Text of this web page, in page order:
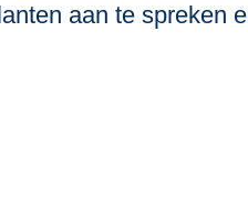
aan te spreken